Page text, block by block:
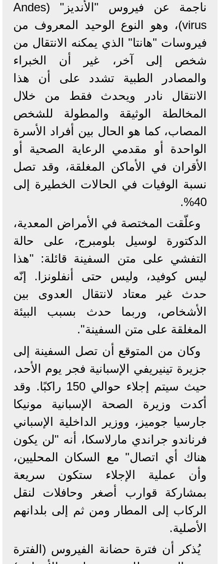
ناجمة عن فيروس "الأنديز" (Andes
virus)، وهو النوع الوحيد المعروف من
فيروسات "هانتا" الذي يمكنه الانتقال من
شخص إلى آخر، غير أن الخبراء
والمصادر الطبية تشدد على أن هذا
الانتقال نادر ويحدث فقط من خلال
المخالطة الوثيقة والمطولة للشخص
المصاب، كما هو الحال بين أفراد الأسرة
الواحدة أو مقدمي الرعاية الصحية أو
الأقران في الأماكن المغلقة، وقد تصل
نسبة الوفيات في الحالات الخطيرة إلى
40%.
وعلّقت المختصة في الأمراض المعدية،
الدكتورة لوسيل بلومبرج، على حالة
التفشي على متن السفينة قائلة: "هذا
ليس كوفيد، وليس حتى أنفلونزا. إنّه
حدث غير معتاد لانتقال العدوى بين
الأشخاص، وربما حدث بسبب البيئة
المغلقة على متن السفينة".
وكان من المتوقع أن تصل السفينة إلى
جزيرة تينيريفي الإسبانية فجر يوم الأحد،
حيث سيتم إجلاء حوالي 150 راكبًا. وقد
أكدت وزيرة الصحة الإسبانية مونيكا
جارسيا جوميز، ووزير الداخلية الإسباني
فرناندو جراندي مارلاسكا، أنه "لن يكون
هناك أي اتصال" مع السكان المحليين،
وأن عملية الإجلاء ستكون سريعة
بمشاركة قوارب أصغر وحافلات لنقل
الركاب إلى المطار ومن ثم إلى بلدانهم
الأصلية.
يُذكر أن فترة حضانة الفيروس (الفترة